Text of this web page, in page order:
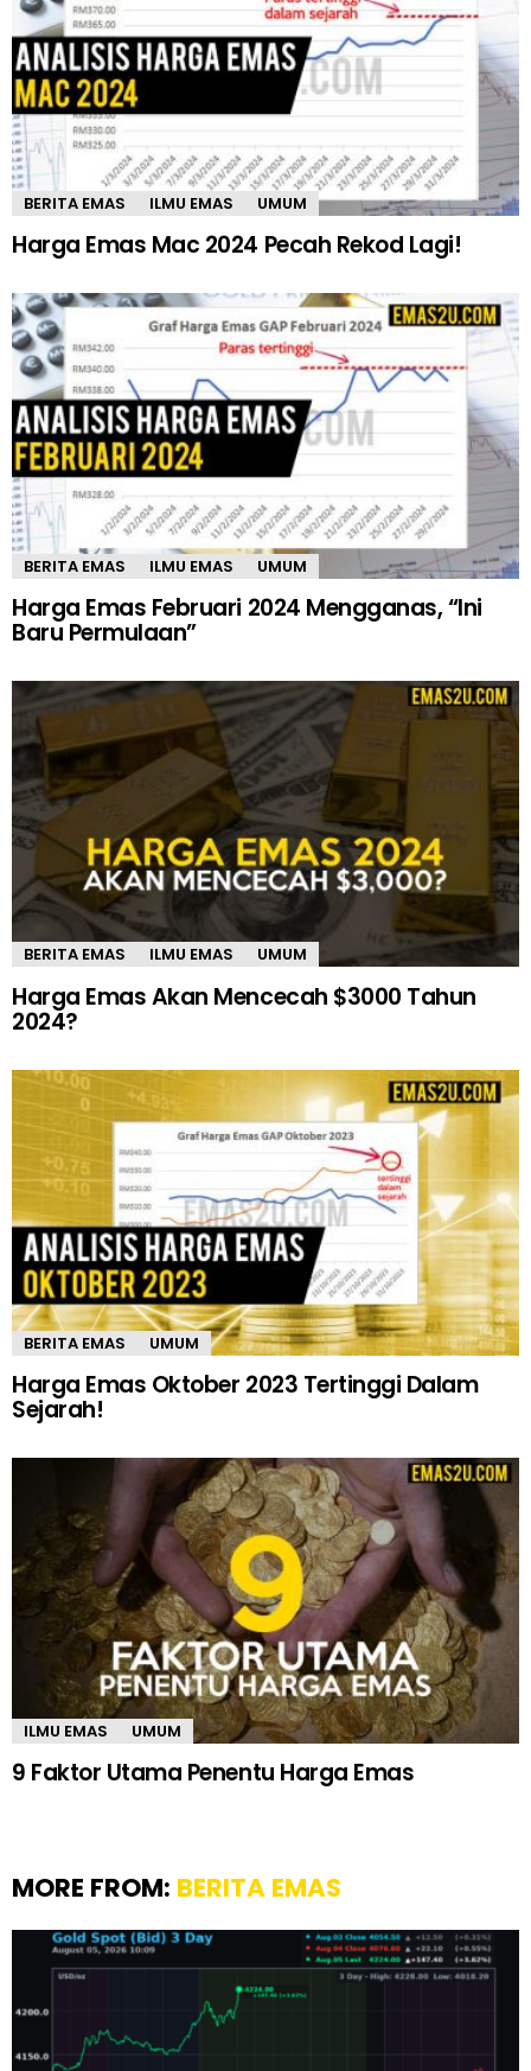
BERITA EMAS ILMU EMAS UMUM
Harga Emas Mac 2024 Pecah Rekod Lagi!
BERITA EMAS ILMU EMAS UMUM
Harga Emas Februari 2024 Mengganas, “Ini
Baru Permulaan”
BERITA EMAS ILMU EMAS UMUM
Harga Emas Akan Mencecah $3000 Tahun
2024?
BERITA EMAS UMUM
Harga Emas Oktober 2023 Tertinggi Dalam
Sejarah!
ILMU EMAS UMUM
9 Faktor Utama Penentu Harga Emas
MORE FROM: BERITA EMAS